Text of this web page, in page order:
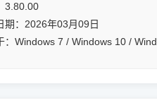
3.80.00
期：2026年03月09日
：Windows 7 / Windows 10 /